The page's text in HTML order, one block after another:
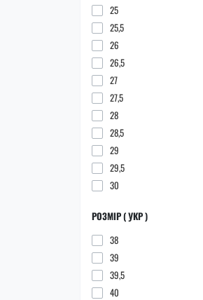
25
25,5
26
26,5
27
27,5
28
28,5
29
29,5
30
РОЗМІР ( УКР )
38
39
39,5
40